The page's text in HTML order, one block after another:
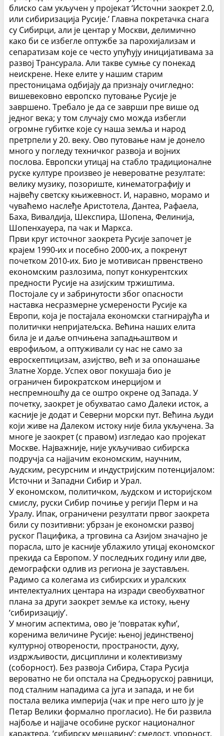
блиско сам укључен у пројекат ‘Источни заокрет 2.0,
или сибиризација Русије.’ Главна покретачка снага
су Сибирци, али је центар у Москви, делимично
како би се избегле оптужбе за парохијализам и
сепаратизам које се често упућују иницијативама за
развој Трансурала. Али такве сумње су понекад
неискрене. Неке елите у нашим старим
престоницама одбијају да признају очигледно:
вишевековно европско путовање Русије је
завршено. Требало је да се заврши пре више од
једног века; у том случају смо можда избегли
огромне губитке које су наша земља и народ
претрпели у 20. веку. Ово путовање нам је донело
много у погледу техничког развоја и војних
послова. Европски утицај на стабло традиционалне
руске културе произвео је невероватне резултате:
велику музику, позориште, кинематографију и
највећу светску књижевност. И, наравно, морамо и
чуваћемо наслеђе Аристотела, Дантеа, Рафаела,
Баха, Вивалдија, Шекспира, Шопена, Фелинија,
Шопенхауера, па чак и Маркса.
Први круг источног заокрета Русије започет је
крајем 1990-их и посебно 2000-их, а покренут
почетком 2010-их. Био је мотивисан првенствено
економским разлозима, попут конкурентских
предности Русије на азијским тржиштима.
Постојале су и забринутости због опасности
наставка несразмерне усмерености Русије ка
Европи, која је постајала економски стагнирајућа и
политички непријатељска. Већина наших елита
била је и даље опчињена западњаштвом и
еврофиљом, а оптуживали су нас не само за
евроскептицизам, азијство, већ и за опонашање
Златне Хорде. Успех овог покушаја био је
ограничен бирократском инерцијом и
неспремношћу да се оштро окрене од Запада. У
почетку, заокрет је обухватао само Далеки исток, а
касније је додат и Северни морски пут. Већина људи
који живе на Далеком истоку није била укључена. За
многе је заокрет (с правом) изгледао као пројекат
Москве. Најважније, није укључивао сибирска
подручја са најјачим економским, научним,
људским, ресурсним и индустријским потенцијалом:
Источни и Западни Сибир и Урал.
У економском, политичком, људском и историјском
смислу, руски Сибир почиње у регији Перм и на
Уралу. Ипак, ограничени резултати првог заокрета
били су позитивни: убрзан је економски развој
руског Пацифика, а трговина са Азијом значајно је
порасла, што је касније ублажило утицај економског
прекида са Европом. У последњих годину или две,
демографски одлив из региона је заустављен.
Радимо са колегама из сибирских и уралских
интелектуалних центара на изради свеобухватног
плана за други заокрет земље ка истоку, њену
‘сибиризацију’.
У многим аспектима, ово је ‘повратак кући’,
коренима величине Русије: њеној јединственој
културној отворености, пространости, духу,
издржљивости, дисциплини и колективизму
(соборност). Без развоја Сибира, Стара Русија
вероватно не би опстала на Средњоруској равници,
под сталним нападима са југа и запада, и не би
постала велика империја (чак и пре него што ју је
Петар Велики формално прогласио). Не би развила
најбоље и најјаче особине руског националног
карактера, ‘сибирску мешавину’: смелост, упорност,